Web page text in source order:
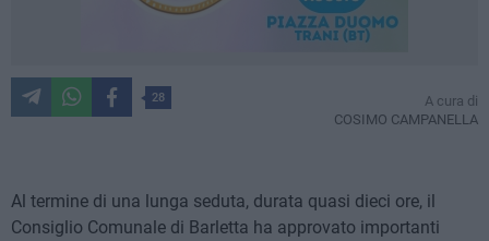
28
A cura di
COSIMO CAMPANELLA
Al termine di una lunga seduta, durata quasi dieci ore, il
Consiglio Comunale di Barletta ha approvato importanti